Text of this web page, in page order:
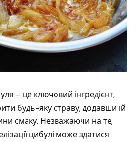
– це ключовий інгредієнт,
будь-яку страву, додавши їй
смаку. Незважаючи на те,
цибулі може здатися